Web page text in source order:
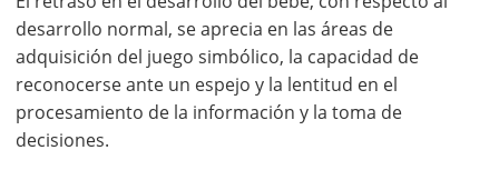
desarrollo normal, se aprecia en las áreas de
adquisición del juego simbólico, la capacidad de
reconocerse ante un espejo y la lentitud en el
procesamiento de la información y la toma de
decisiones.